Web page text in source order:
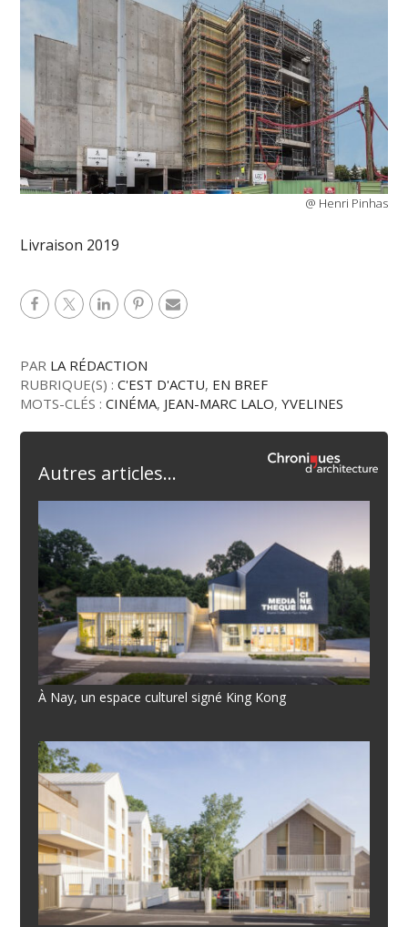
@ Henri Pinhas
Livraison 2019
PAR LA RÉDACTION
RUBRIQUE(S) :C'EST D'ACTU, EN BREF
MOTS-CLÉS :CINÉMA, JEAN-MARC LALO,YVELINES
Autres articles...
À Nay, un espace culturel signé King Kong